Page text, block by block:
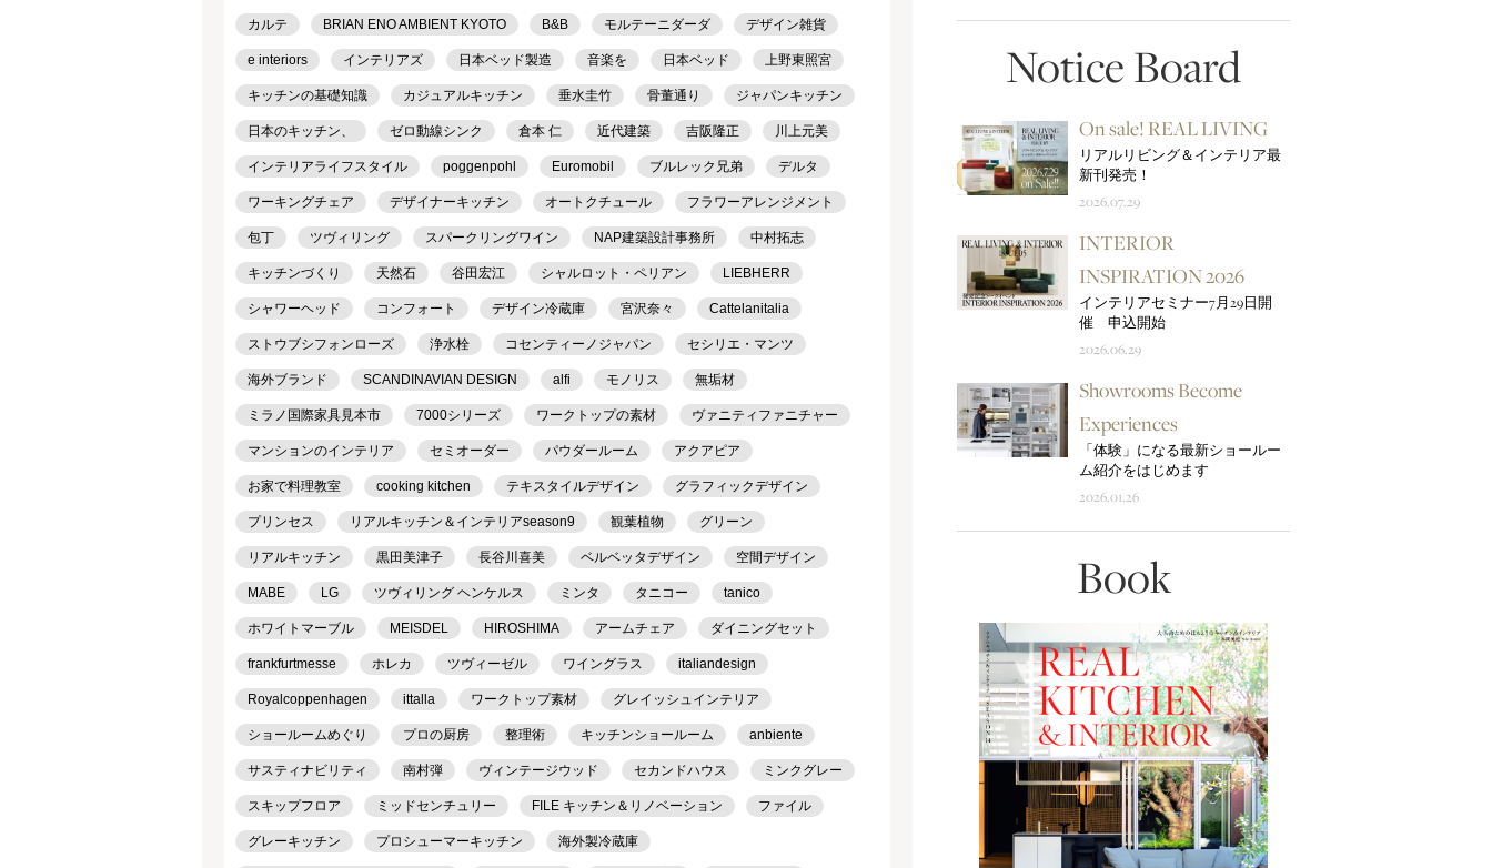
カルテ BRIAN ENO AMBIENT KYOTO B&B モルテーニダーダ デザイン雑貨
e interiors インテリアズ 日本ベッド製造 音楽を 日本ベッド 上野東照宮
キッチンの基礎知識 カジュアルキッチン 垂水圭竹 骨董通り ジャパンキッチン
日本のキッチン、 ゼロ動線シンク 倉本 仁 近代建築 吉阪隆正 川上元美
インテリアライフスタイル poggenpohl Euromobil ブルレック兄弟 デルタ
ワーキングチェア デザイナーキッチン オートクチュール フラワーアレンジメント
包丁 ツヴィリング スパークリングワイン NAP建築設計事務所 中村拓志
キッチンづくり 天然石 谷田宏江 シャルロット・ペリアン LIEBHERR
シャワーヘッド コンフォート デザイン冷蔵庫 宮沢奈々 Cattelanitalia
ストウブシフォンローズ 浄水栓 コセンティーノジャパン セシリエ・マンツ
海外ブランド SCANDINAVIAN DESIGN alfi モノリス 無垢材
ミラノ国際家具見本市 7000シリーズ ワークトップの素材 ヴァニティファニチャー
マンションのインテリア セミオーダー パウダールーム アクアピア
お家で料理教室 cooking kitchen テキスタイルデザイン グラフィックデザイン
プリンセス リアルキッチン＆インテリアseason9 観葉植物 グリーン
リアルキッチン 黒田美津子 長谷川喜美 ベルベッタデザイン 空間デザイン
MABE LG ツヴィリング ヘンケルス ミンタ タニコー tanico
ホワイトマーブル MEISDEL HIROSHIMA アームチェア ダイニングセット
frankfurtmesse ホレカ ツヴィーゼル ワイングラス italiandesign
Royalcoppenhagen ittalla ワークトップ素材 グレイッシュインテリア
ショールームめぐり プロの厨房 整理術 キッチンショールーム anbiente
サスティナビリティ 南村弾 ヴィンテージウッド セカンドハウス ミンクグレー
スキップフロア ミッドセンチュリー FILE キッチン＆リノベーション ファイル
グレーキッチン プロシューマーキッチン 海外製冷蔵庫
Notice Board
On sale! REAL LIVING
リアルリビング＆インテリア最
新刊発売！
2026.07.29
INTERIOR
INSPIRATION 2026
インテリアセミナー7月29日開
催 申込開始
2026.06.29
Showrooms Become
Experiences
「体験」になる最新ショールー
ム紹介をはじめます
2026.01.26
Book